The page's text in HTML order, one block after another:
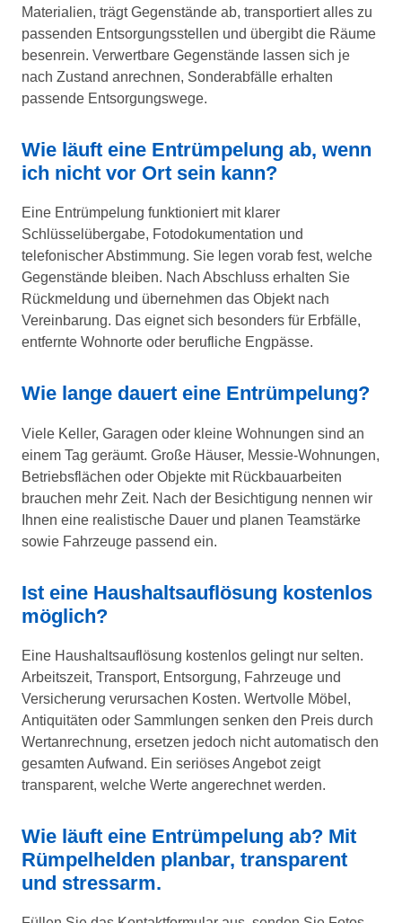
Materialien, trägt Gegenstände ab, transportiert alles zu
passenden Entsorgungsstellen und übergibt die Räume
besenrein. Verwertbare Gegenstände lassen sich je
nach Zustand anrechnen, Sonderabfälle erhalten
passende Entsorgungswege.
Wie läuft eine Entrümpelung ab, wenn
ich nicht vor Ort sein kann?
Eine Entrümpelung funktioniert mit klarer
Schlüsselübergabe, Fotodokumentation und
telefonischer Abstimmung. Sie legen vorab fest, welche
Gegenstände bleiben. Nach Abschluss erhalten Sie
Rückmeldung und übernehmen das Objekt nach
Vereinbarung. Das eignet sich besonders für Erbfälle,
entfernte Wohnorte oder berufliche Engpässe.
Wie lange dauert eine Entrümpelung?
Viele Keller, Garagen oder kleine Wohnungen sind an
einem Tag geräumt. Große Häuser, Messie-Wohnungen,
Betriebsflächen oder Objekte mit Rückbauarbeiten
brauchen mehr Zeit. Nach der Besichtigung nennen wir
Ihnen eine realistische Dauer und planen Teamstärke
sowie Fahrzeuge passend ein.
Ist eine Haushaltsauflösung kostenlos
möglich?
Eine Haushaltsauflösung kostenlos gelingt nur selten.
Arbeitszeit, Transport, Entsorgung, Fahrzeuge und
Versicherung verursachen Kosten. Wertvolle Möbel,
Antiquitäten oder Sammlungen senken den Preis durch
Wertanrechnung, ersetzen jedoch nicht automatisch den
gesamten Aufwand. Ein seriöses Angebot zeigt
transparent, welche Werte angerechnet werden.
Wie läuft eine Entrümpelung ab? Mit
Rümpelhelden planbar, transparent
und stressarm.